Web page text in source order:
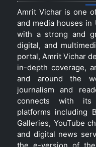
Amrit Vichar is one
and media houses in
with a strong and
digital, and
portal, Amrit Vichar
in-depth coverage,
and around the
journalism and
connects with its
platforms including
Galleries, YouTube
and digital news
the e-version of